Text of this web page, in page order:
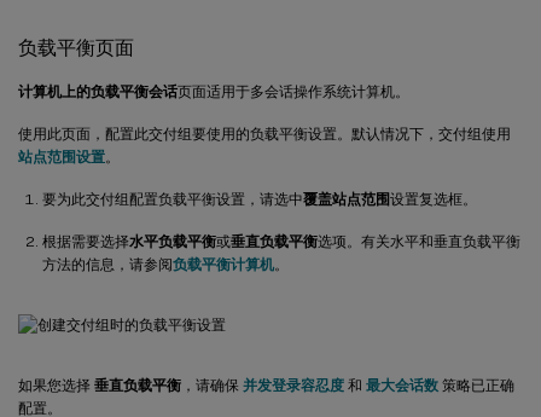
负载平衡页面
计算机上的负载平衡会话页面适用于多会话操作系统计算机。
使用此页面，配置此交付组要使用的负载平衡设置。默认情况下，交付组使用
站点范围设置。
要为此交付组配置负载平衡设置，请选中覆盖站点范围设置复选框。
根据需要选择水平负载平衡或垂直负载平衡选项。有关水平和垂直负载平衡
方法的信息，请参阅负载平衡计算机。
如果您选择 垂直负载平衡 ，请确保 并发登录容忍度 和 最大会话数 策略已正确
配置。